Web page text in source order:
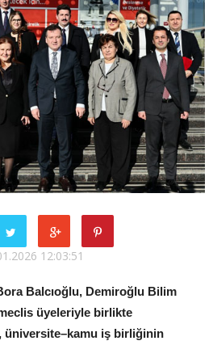
12:03:51
Balcıoğlu, Demiroğlu Bilim
üyeleriyle birlikte
üniversite–kamu iş birliğinin